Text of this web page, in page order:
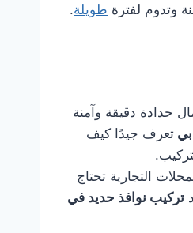
وتدوم لفترة طويلة.
حدادة دقيقة وآمنة
تعرف جيدًا كيف
التجارية تحتاج
تركيب نوافذ حديد في